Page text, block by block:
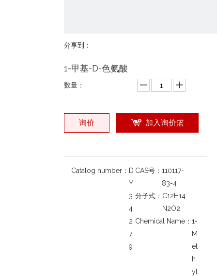
分享到：
1-甲基-D-色氨酸
数量：
询价 加入询价篮
Catalog number： D
Y
3
4
2
7
9
CAS号：110117-
83-4
分子式： C12H14
N2O2
Chemical Name：1-
M
et
h
yl